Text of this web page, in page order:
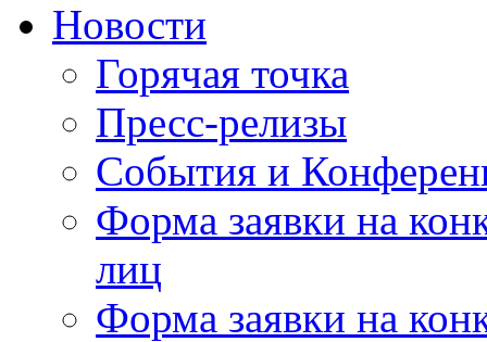
Новости
Горячая точка
Пресс-релизы
События и
Форма заявки на
лиц
Форма заявки на